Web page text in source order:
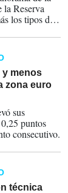
Reserva
los tipos de
y menos
zona euro
sus
puntos
consecutivo.
técnica